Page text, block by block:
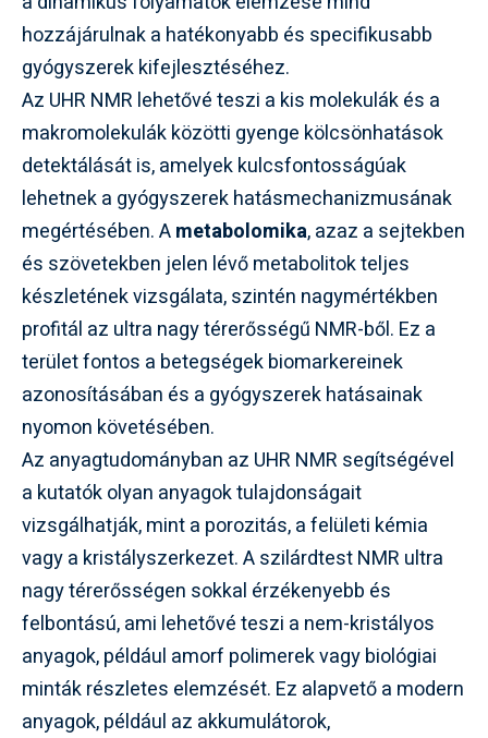
hozzájárulnak a hatékonyabb és specifikusabb
gyógyszerek kifejlesztéséhez.
Az UHR NMR lehetővé teszi a kis molekulák és a
makromolekulák közötti gyenge kölcsönhatások
detektálását is, amelyek kulcsfontosságúak
lehetnek a gyógyszerek hatásmechanizmusának
megértésében. Ametabolomika, azaz a sejtekben
és szövetekben jelen lévő metabolitok teljes
készletének vizsgálata, szintén nagymértékben
profitál az ultra nagy térerősségű NMR-ből. Ez a
terület fontos a betegségek biomarkereinek
azonosításában és a gyógyszerek hatásainak
nyomon követésében.
Az anyagtudományban az UHR NMR segítségével
a kutatók olyan anyagok tulajdonságait
vizsgálhatják, mint a porozitás, a felületi kémia
vagy a kristályszerkezet. A szilárdtest NMR ultra
nagy térerősségen sokkal érzékenyebb és
felbontású, ami lehetővé teszi a nem-kristályos
anyagok, például amorf polimerek vagy biológiai
minták részletes elemzését. Ez alapvető a modern
anyagok, például az akkumulátorok,